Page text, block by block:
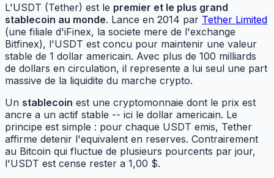
L'USDT (Tether) est le premier et le plus grand
stablecoin au monde. Lance en 2014 par Tether Limited
(une filiale d'iFinex, la societe mere de l'exchange
Bitfinex), l'USDT est concu pour maintenir une valeur
stable de 1 dollar americain. Avec plus de 100 milliards
de dollars en circulation, il represente a lui seul une part
massive de la liquidite du marche crypto.
Un stablecoin est une cryptomonnaie dont le prix est
ancre a un actif stable -- ici le dollar americain. Le
principe est simple : pour chaque USDT emis, Tether
affirme detenir l'equivalent en reserves. Contrairement
au Bitcoin qui fluctue de plusieurs pourcents par jour,
l'USDT est cense rester a 1,00 $.